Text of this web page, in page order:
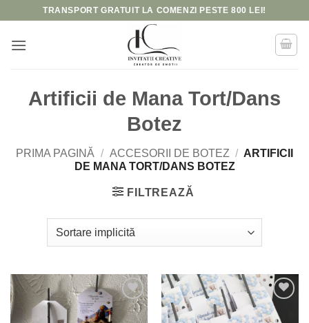
content
TRANSPORT GRATUIT LA COMENZI PESTE 800 LEI!
Artificii de Mana Tort/Dans
Botez
PRIMA PAGINĂ / ACCESORII DE BOTEZ / ARTIFICII
DE MANA TORT/DANS BOTEZ
FILTREAZĂ
Add to
wishlist
Add to
wishlist